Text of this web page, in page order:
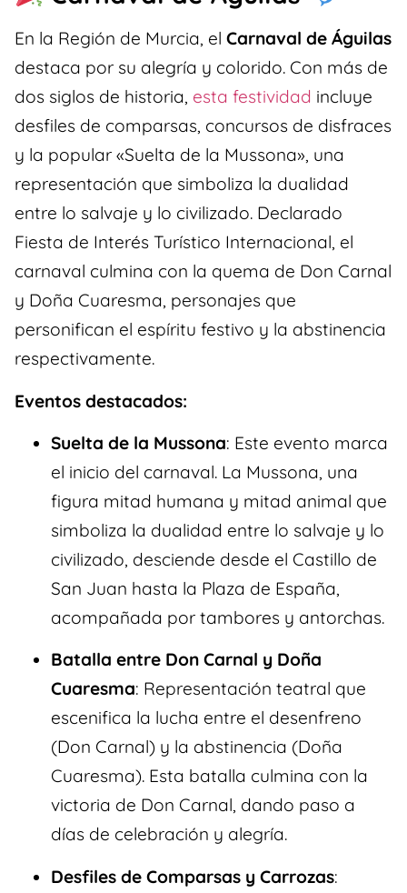
En la Región de Murcia, el Carnaval de Águilas
destaca por su alegría y colorido. Con más de
dos siglos de historia, esta festividad incluye
desfiles de comparsas, concursos de disfraces
y la popular «Suelta de la Mussona», una
representación que simboliza la dualidad
entre lo salvaje y lo civilizado. Declarado
Fiesta de Interés Turístico Internacional, el
carnaval culmina con la quema de Don Carnal
y Doña Cuaresma, personajes que
personifican el espíritu festivo y la abstinencia
respectivamente.
Eventos destacados:
Suelta de la Mussona: Este evento marca
el inicio del carnaval. La Mussona, una
figura mitad humana y mitad animal que
simboliza la dualidad entre lo salvaje y lo
civilizado, desciende desde el Castillo de
San Juan hasta la Plaza de España,
acompañada por tambores y antorchas.
Batalla entre Don Carnal y Doña
Cuaresma: Representación teatral que
escenifica la lucha entre el desenfreno
(Don Carnal) y la abstinencia (Doña
Cuaresma). Esta batalla culmina con la
victoria de Don Carnal, dando paso a
días de celebración y alegría.
Desfiles de Comparsas y Carrozas: